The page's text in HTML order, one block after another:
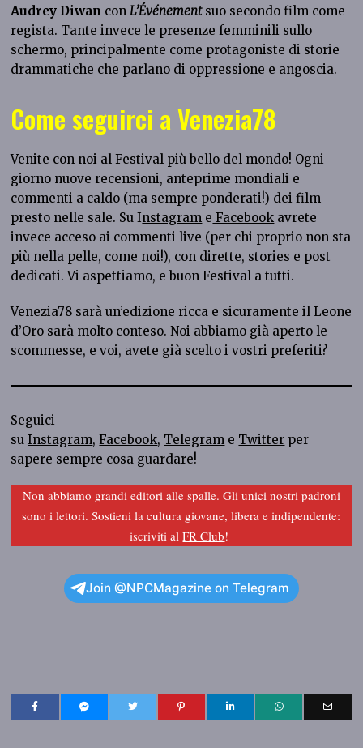
Audrey Diwan conL’Événementsuo secondo film come
regista. Tante invece le presenze femminili sullo
schermo, principalmente come protagoniste di storie
drammatiche che parlano di oppressione e angoscia.
Come seguirci a Venezia78
Venite con noi al Festival più bello del mondo! Ogni
giorno nuove recensioni, anteprime mondiali e
commenti a caldo (ma sempre ponderati!) dei film
presto nelle sale. Su Instagram e Facebook avrete
invece acceso ai commenti live (per chi proprio non sta
più nella pelle, come noi!), con dirette, stories e post
dedicati. Vi aspettiamo, e buon Festival a tutti.
Venezia78 sarà un’edizione ricca e sicuramente il Leone
d’Oro sarà molto conteso. Noi abbiamo già aperto le
scommesse, e voi, avete già scelto i vostri preferiti?
Seguici
suInstagram,Facebook, Telegram e Twitter per
sapere sempre cosa guardare!
Non abbiamo grandi editori alle spalle. Gli unici nostri padroni
sono i lettori. Sostieni la cultura giovane, libera e indipendente:
iscriviti alFR Club!
Join @NPCMagazine on Telegram